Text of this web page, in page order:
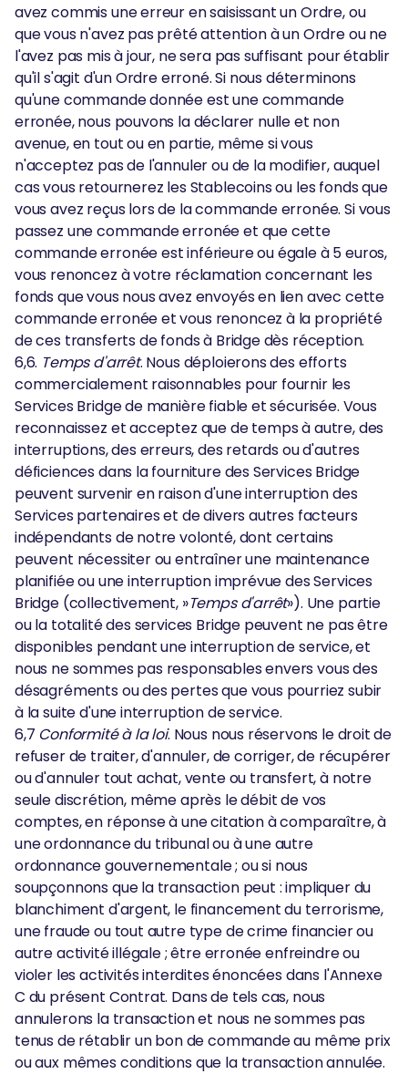
avez commis une erreur en saisissant un Ordre, ou
que vous n'avez pas prêté attention à un Ordre ou ne
l'avez pas mis à jour, ne sera pas suffisant pour établir
qu'il s'agit d'un Ordre erroné. Si nous déterminons
qu'une commande donnée est une commande
erronée, nous pouvons la déclarer nulle et non
avenue, en tout ou en partie, même si vous
n'acceptez pas de l'annuler ou de la modifier, auquel
cas vous retournerez les Stablecoins ou les fonds que
vous avez reçus lors de la commande erronée. Si vous
passez une commande erronée et que cette
commande erronée est inférieure ou égale à 5 euros,
vous renoncez à votre réclamation concernant les
fonds que vous nous avez envoyés en lien avec cette
commande erronée et vous renoncez à la propriété
de ces transferts de fonds à Bridge dès réception.
6,6. Temps d'arrêt. Nous déploierons des efforts
commercialement raisonnables pour fournir les
Services Bridge de manière fiable et sécurisée. Vous
reconnaissez et acceptez que de temps à autre, des
interruptions, des erreurs, des retards ou d'autres
déficiences dans la fourniture des Services Bridge
peuvent survenir en raison d'une interruption des
Services partenaires et de divers autres facteurs
indépendants de notre volonté, dont certains
peuvent nécessiter ou entraîner une maintenance
planifiée ou une interruption imprévue des Services
Bridge (collectivement, »Temps d'arrêt»). Une partie
ou la totalité des services Bridge peuvent ne pas être
disponibles pendant une interruption de service, et
nous ne sommes pas responsables envers vous des
désagréments ou des pertes que vous pourriez subir
à la suite d'une interruption de service.
6,7 Conformité à la loi. Nous nous réservons le droit de
refuser de traiter, d'annuler, de corriger, de récupérer
ou d'annuler tout achat, vente ou transfert, à notre
seule discrétion, même après le débit de vos
comptes, en réponse à une citation à comparaître, à
une ordonnance du tribunal ou à une autre
ordonnance gouvernementale ; ou si nous
soupçonnons que la transaction peut : impliquer du
blanchiment d'argent, le financement du terrorisme,
une fraude ou tout autre type de crime financier ou
autre activité illégale ; être erronée enfreindre ou
violer les activités interdites énoncées dans l'Annexe
C du présent Contrat. Dans de tels cas, nous
annulerons la transaction et nous ne sommes pas
tenus de rétablir un bon de commande au même prix
ou aux mêmes conditions que la transaction annulée.